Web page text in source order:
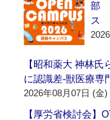
部
ス
【昭和薬大 神林氏
に認識差‐獣医療専
2026年08月07日 (金)
【厚労省検討会】